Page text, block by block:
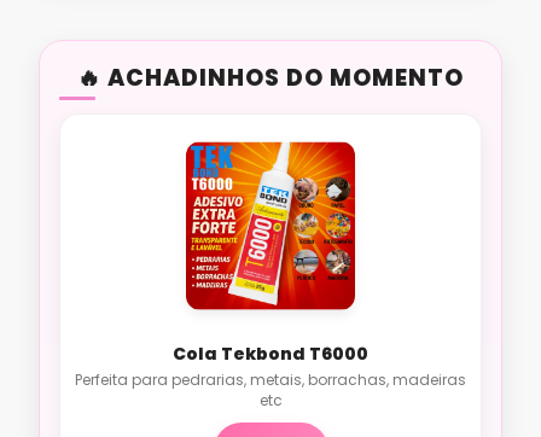
ACHADINHOS DO MOMENTO
Cola Tekbond T6000
Perfeita para pedrarias, metais, borrachas, madeiras
etc